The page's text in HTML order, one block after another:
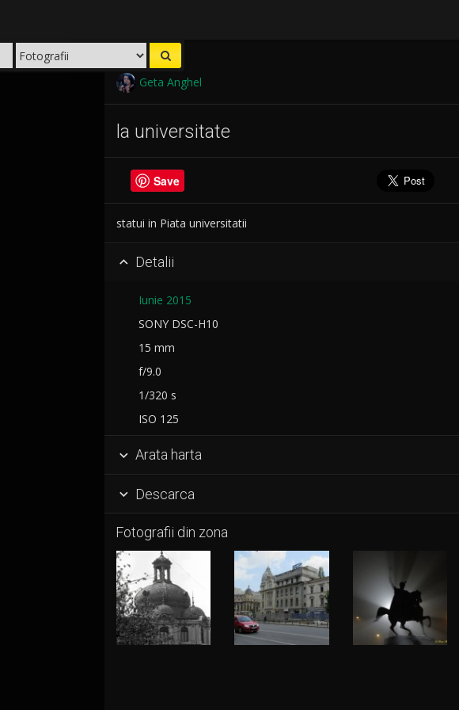
Geta Anghel
la universitate
Save
statui in Piata universitatii
 Detalii
Iunie 2015
SONY DSC-H10
15 mm
f/9.0
1/320 s
ISO 125
 Arata harta
 Descarca
Fotografii din zona